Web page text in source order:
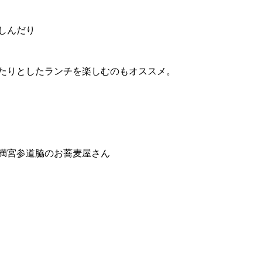
んだり
りとしたランチを楽しむのもオススメ。
宮参道脇のお蕎麦屋さん